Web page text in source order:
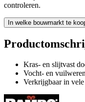
controleren.
In welke bouwmarkt te
Kras- en slijtvast
Vocht- en
Verkrijgbaar in